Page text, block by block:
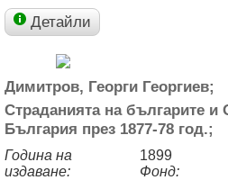
Детайли
Димитров, Георги Георгиев;
Страданията на българите
България през 1877-78 год.;
Година на
издаване:
1899
Фонд: